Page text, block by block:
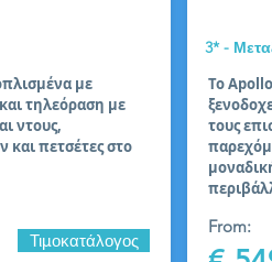
με
τηλεόραση με
ντους,
πετσέτες στο
Τιμοκατάλογος
3* -
Το
τους
From: